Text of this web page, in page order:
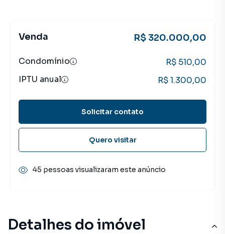
Detalhes do imóvel
Venda R$ 320.000,00
Condomínio
R$ 510,00
IPTU anual
R$ 1.300,00
Solicitar contato
Quero visitar
45 pessoas visualizaram este anúncio